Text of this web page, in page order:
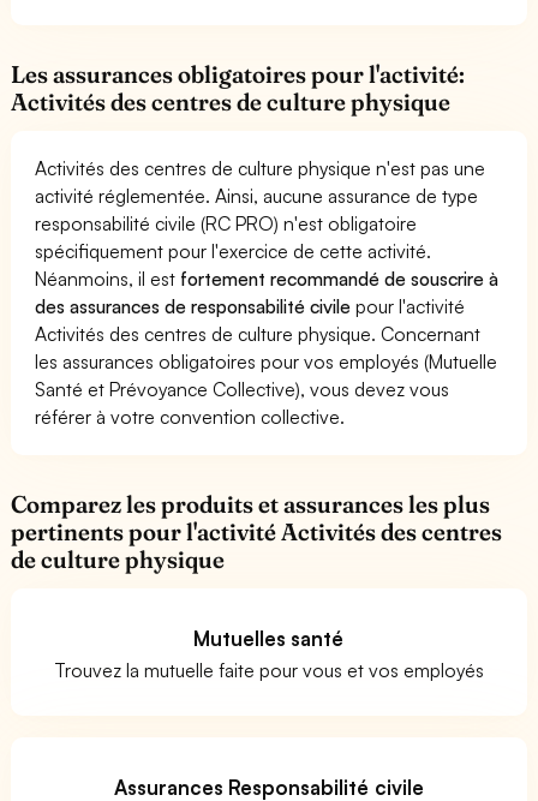
Les assurances obligatoires pour l'activité:
Activités des centres de culture physique
Activités des centres de culture physique n'est pas une
activité réglementée. Ainsi, aucune assurance de type
responsabilité civile (RC PRO) n'est obligatoire
spécifiquement pour l'exercice de cette activité.
Néanmoins, il est fortement recommandé de souscrire à
des assurances de responsabilité civile pour l'activité
Activités des centres de culture physique. Concernant
les assurances obligatoires pour vos employés (Mutuelle
Santé et Prévoyance Collective), vous devez vous
référer à votre convention collective.
Comparez les produits et assurances les plus
pertinents pour l'activité Activités des centres
de culture physique
Mutuelles santé
Trouvez la mutuelle faite pour vous et vos employés
Assurances Responsabilité civile